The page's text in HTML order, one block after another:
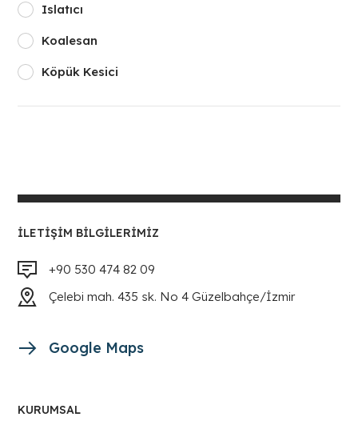
Islatıcı
Koalesan
Köpük Kesici
İLETIŞIM BILGILERIMIZ
+90 530 474 82 09
Çelebi mah. 435 sk. No 4 Güzelbahçe/İzmir
Google Maps
KURUMSAL